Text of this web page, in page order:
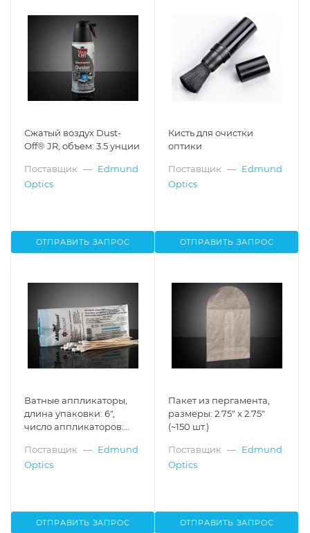
Сжатый воздух Dust-
Off® JR, объем: 3.5 унции
Поставщик — Edmund
Optics
ОТПРАВИТЬ ЗАПРОС
Кисть для очистки
оптики
Поставщик — Edmund
Optics
ОТПРАВИТЬ ЗАПРОС
Ватные аппликаторы,
длина упаковки: 6",
число аппликаторов:
Поставщик — Edmund
Optics
ОТПРАВИТЬ ЗАПРОС
Пакет из пергамента,
размеры: 2.75" x 2.75"
(~150 шт.)
Поставщик — Edmund
Optics
ОТПРАВИТЬ ЗАПРОС